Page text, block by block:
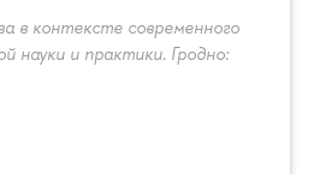
в контексте современного
науки и практики. Гродно: